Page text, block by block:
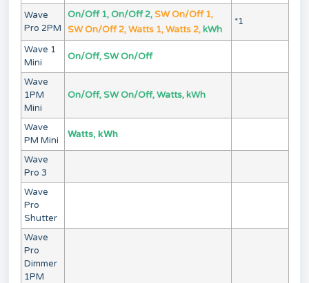
Wave
Pro 2PM
On/Off 1, On/Off 2,SW On/Off 1,
SW On/Off 2, Watts 1, Watts 2, kWh
*1
Wave 1
Mini
On/Off, SW On/Off
Wave
1PM
Mini
On/Off, SW On/Off, Watts, kWh
Wave
PM Mini
Watts, kWh
Wave
Pro 3
Wave
Pro
Shutter
Wave
Pro
Dimmer
1PM